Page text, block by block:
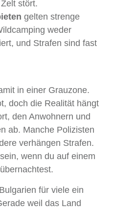
stört.
gelten strenge
weder
und Strafen sind fast
in einer Grauzone.
doch die Realität hängt
den Anwohnern und
ab. Manche Polizisten
verhängen Strafen.
wenn du auf einem
für viele ein
weil das Land